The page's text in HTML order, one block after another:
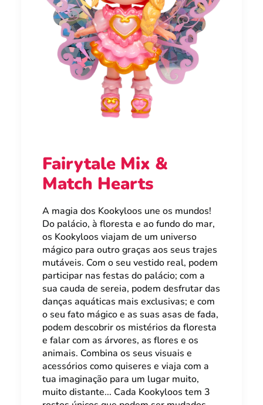
Fairytale Mix &
Match Hearts
A magia dos Kookyloos une os mundos!
Do palácio, à floresta e ao fundo do mar,
os Kookyloos viajam de um universo
mágico para outro graças aos seus trajes
mutáveis. Com o seu vestido real, podem
participar nas festas do palácio; com a
sua cauda de sereia, podem desfrutar das
danças aquáticas mais exclusivas; e com
o seu fato mágico e as suas asas de fada,
podem descobrir os mistérios da floresta
e falar com as árvores, as flores e os
animais. Combina os seus visuais e
acessórios como quiseres e viaja com a
tua imaginação para um lugar muito,
muito distante... Cada Kookyloos tem 3